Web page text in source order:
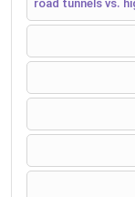
road tunnels vs.